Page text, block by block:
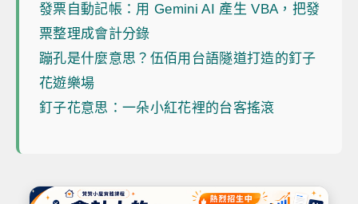
發票自動記帳：用 Gemini AI 產生 VBA，把發
票整理成會計分錄
蹦孔是什麼意思？伍佰用台語隧道打造的釘子
花遊樂場
釘子花意思：一朵小紅花裡的台客搖滾